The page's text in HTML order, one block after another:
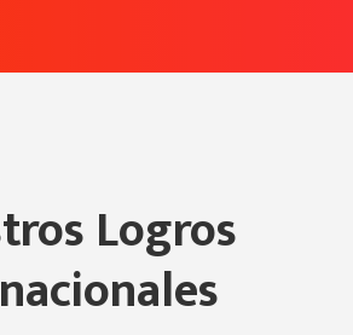
Logros